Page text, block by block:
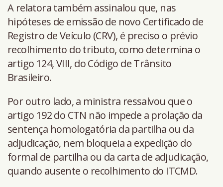
A relatora também assinalou que, nas
hipóteses de emissão de novo Certificado de
Registro de Veículo (CRV), é preciso o prévio
recolhimento do tributo, como determina o
artigo 124, VIII, do Código de Trânsito
Brasileiro.
Por outro lado, a ministra ressalvou que o
artigo 192 do CTN não impede a prolação da
sentença homologatória da partilha ou da
adjudicação, nem bloqueia a expedição do
formal de partilha ou da carta de adjudicação,
quando ausente o recolhimento do ITCMD.